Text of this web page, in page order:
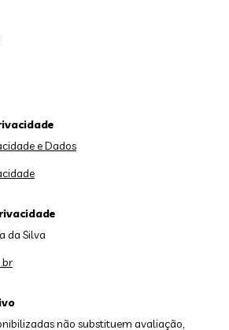
não substituem avaliação,
e Dados
da Silva